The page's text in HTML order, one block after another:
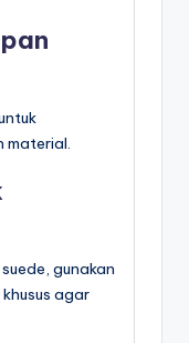
material.
gunakan
agar